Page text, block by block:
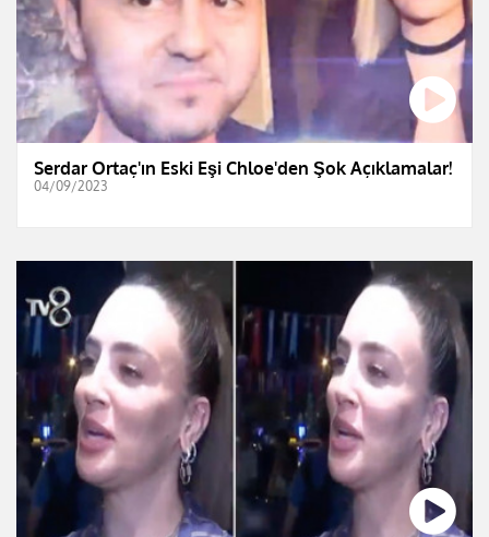
Serdar Ortaç'ın Eski Eşi Chloe'den Şok Açıklamalar!
04/09/2023